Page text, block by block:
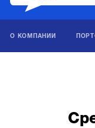
О КОМПАНИИ